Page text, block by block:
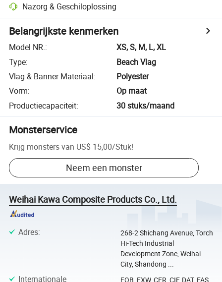
Nazorg & Geschiloplossing
Belangrijkste kenmerken
Model NR.:
XS, S, M, L, XL
Type:
Beach Vlag
Vlag & Banner Materiaal:
Polyester
Vorm:
Op maat
Productiecapaciteit: 30 stuks/maand
Monsterservice
Krijg monsters van US$ 15,00/Stuk!
Neem een monster
Weihai Kawa Composite Products Co., Ltd.
Adres:
268-2 Shichang Avenue, Torch
Hi-Tech Industrial
Development Zone, Weihai
City, Shandong ...
Internationale
FOB, EXW, CFR, CIF, DAT, FAS,